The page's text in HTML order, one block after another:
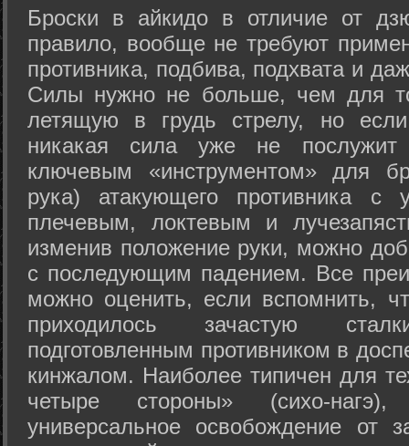
Броски в айкидо в отличие от
правило, вообще не требуют
противника, подбива, подхвата и
Силы нужно не больше, чем для
летящую в грудь стрелу, но
никакая сила уже не
ключевым «инструментом» для
рука) атакующего противника с
плечевым, локтевым и
изменив положение руки, можно
с последующим падением. Все
можно оценить, если вспомнить,
приходилось зачастую
подготовленным противником в
кинжалом. Наиболее типичен для
четыре стороны» (сихо-
универсальное освобождение от